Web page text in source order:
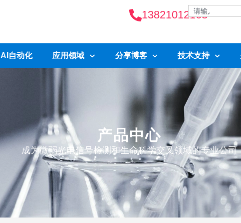
13821012163
AI自动化 应用领域 分享博客 技术支持
产品中心
成为微弱光电信号检测和生命科学交叉领域的专业公司